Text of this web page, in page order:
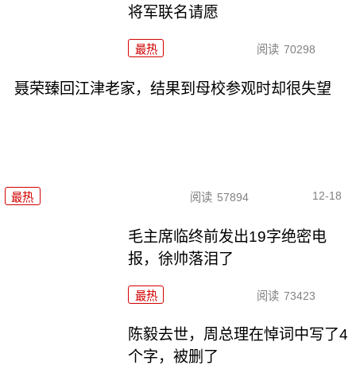
将军联名请愿
最热 阅读 70298
聂荣臻回江津老家，结果到母校参观时却很失望
最热 阅读 57894 12-18
毛主席临终前发出19字绝密电
报，徐帅落泪了
最热 阅读 73423
陈毅去世，周总理在悼词中写了4
个字，被删了